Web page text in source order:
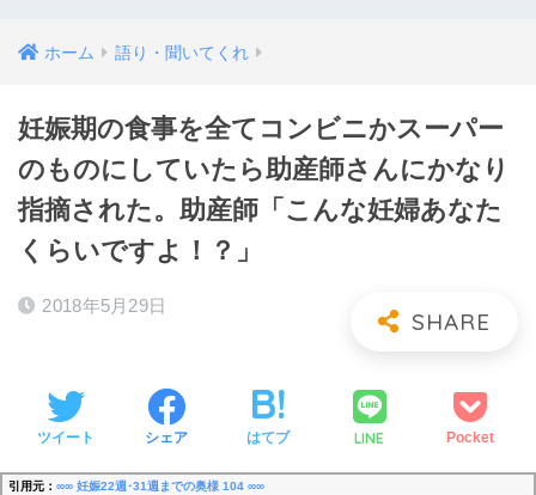
ホーム 語り・聞いてくれ
妊娠期の食事を全てコンビニかスーパー
のものにしていたら助産師さんにかなり
指摘された。助産師「こんな妊婦あなた
くらいですよ！？」
2018年5月29日
ツイート シェア はてブ LINE Pocket
引用元： ∞∞ 妊娠22週･31週までの奥様 104 ∞∞